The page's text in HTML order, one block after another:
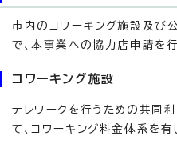
市内のコワーキング施設及び
で、本事業への協力店申請を
コワーキング施設
テレワークを行うための共同
て、コワーキング料金体系を有